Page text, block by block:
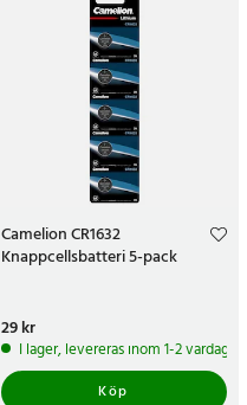
Camelion CR1632
Knappcellsbatteri 5-pack
Pris:
29 kr
I lager, levereras inom 1-2 vardagar
Köp